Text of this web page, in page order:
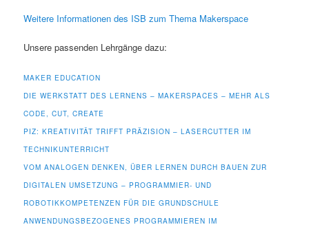
Weitere Informationen des ISB zum Thema Makerspace
Unsere passenden Lehrgänge dazu:
MAKER EDUCATION
DIE WERKSTATT DES LERNENS – MAKERSPACES – MEHR ALS
CODE, CUT, CREATE
PIZ: KREATIVITÄT TRIFFT PRÄZISION – LASERCUTTER IM
TECHNIKUNTERRICHT
VOM ANALOGEN DENKEN, ÜBER LERNEN DURCH BAUEN ZUR
DIGITALEN UMSETZUNG – PROGRAMMIER- UND
ROBOTIKKOMPETENZEN FÜR DIE GRUNDSCHULE
ANWENDUNGSBEZOGENES PROGRAMMIEREN IM